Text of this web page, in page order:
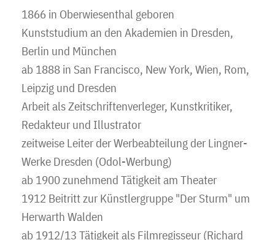
1866 in Oberwiesenthal geboren
Kunststudium an den Akademien in Dresden,
Berlin und München
ab 1888 in San Francisco, New York, Wien, Rom,
Leipzig und Dresden
Arbeit als Zeitschriftenverleger, Kunstkritiker,
Redakteur und Illustrator
zeitweise Leiter der Werbeabteilung der Lingner-
Werke Dresden (Odol-Werbung)
ab 1900 zunehmend Tätigkeit am Theater
1912 Beitritt zur Künstlergruppe "Der Sturm" um
Herwarth Walden
ab 1912/13 Tätigkeit als Filmregisseur (Richard